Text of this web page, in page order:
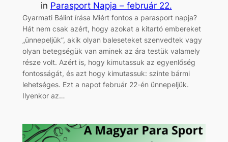
in Parasport Napja – február 22.
Gyarmati Bálint írása Miért fontos a parasport napja?
Hát nem csak azért, hogy azokat a kitartó embereket
„ünnepeljük”, akik olyan baleseteket szenvedtek vagy
olyan betegségük van aminek az ára testük valamely
része volt. Azért is, hogy kimutassuk az egyenlőség
fontosságát, és azt hogy kimutassuk: szinte bármi
lehetséges. Ezt a napot február 22-én ünnepeljük.
Ilyenkor az…